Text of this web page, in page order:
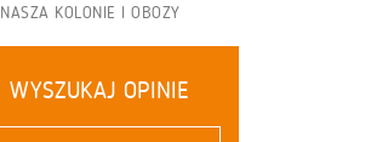
NASZA KOLONIE I OBOZY
WYSZUKAJ OPINIE